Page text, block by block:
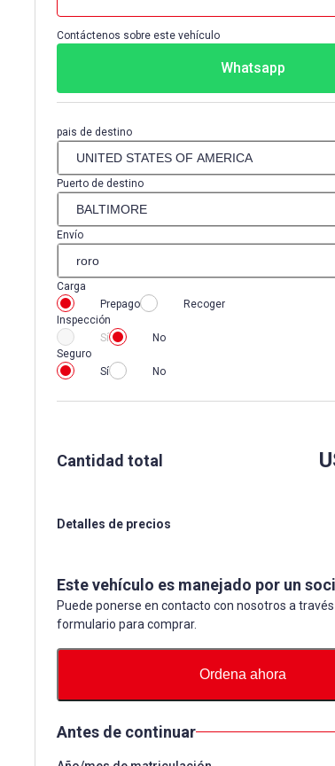
Contáctenos sobre este vehículo
Whatsapp
pais de destino
Puerto de destino
Envío
Carga
Prepago
Recoger
Inspección
Sí
No
Seguro
Sí
No
Cantidad total
Detalles de precios
Este vehículo es manejado por un
Puede ponerse en contacto con nosotros a
formulario para comprar.
Ordena ahora
Antes de continuar